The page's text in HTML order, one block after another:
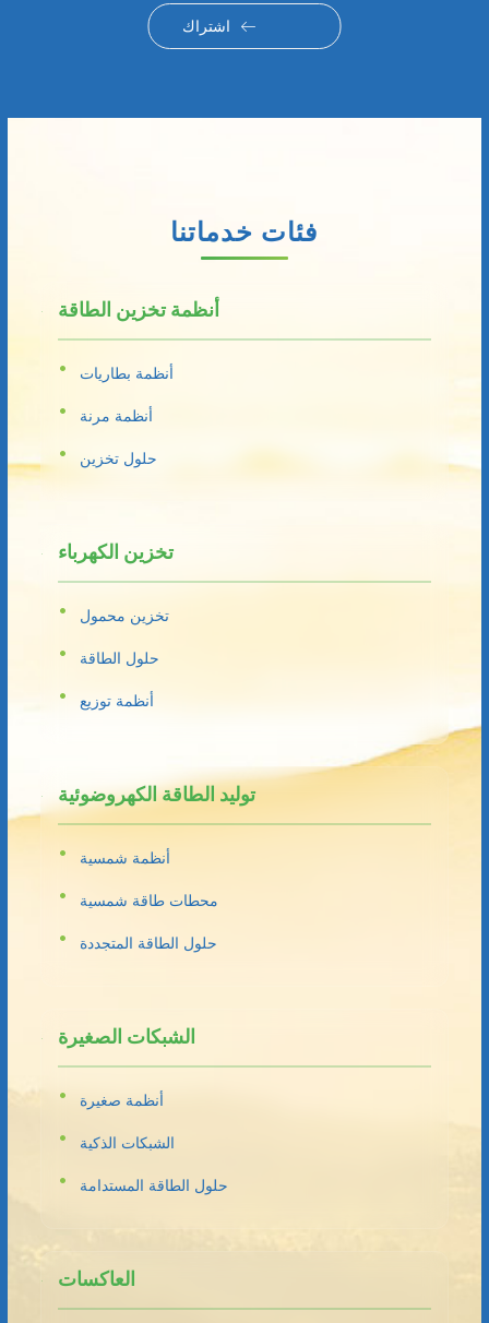
اشتراك
فئات خدماتنا
أنظمة تخزين الطاقة
أنظمة بطاريات
أنظمة مرنة
حلول تخزين
تخزين الكهرباء
تخزين محمول
حلول الطاقة
أنظمة توزيع
توليد الطاقة الكهروضوئية
أنظمة شمسية
محطات طاقة شمسية
حلول الطاقة المتجددة
الشبكات الصغيرة
أنظمة صغيرة
الشبكات الذكية
حلول الطاقة المستدامة
العاكسات